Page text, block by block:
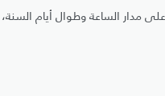
مدار الساعة وطوال أيام السنة،